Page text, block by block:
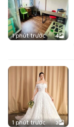
1 phút trước 4
1 phút trước 3